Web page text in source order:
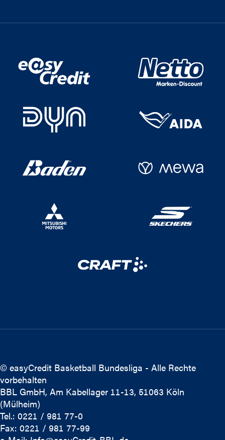
© easyCredit Basketball Bundesliga - Alle Rechte
vorbehalten
BBL GmbH, Am Kabellager 11-13, 51063 Köln
(Mülheim)
Tel.: 0221 / 981 77-0
Fax: 0221 / 981 77-99